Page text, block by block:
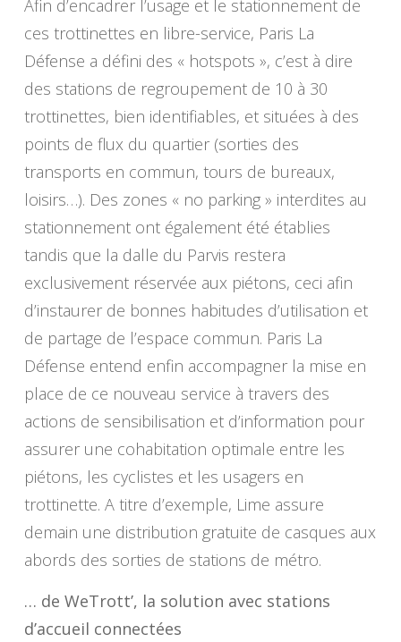
Afin d’encadrer l’usage et le stationnement de
ces trottinettes en libre-service, Paris La
Défense a défini des « hotspots », c’est à dire
des stations de regroupement de 10 à 30
trottinettes, bien identifiables, et situées à des
points de flux du quartier (sorties des
transports en commun, tours de bureaux,
loisirs…). Des zones « no parking » interdites au
stationnement ont également été établies
tandis que la dalle du Parvis restera
exclusivement réservée aux piétons, ceci afin
d’instaurer de bonnes habitudes d’utilisation et
de partage de l’espace commun. Paris La
Défense entend enfin accompagner la mise en
place de ce nouveau service à travers des
actions de sensibilisation et d’information pour
assurer une cohabitation optimale entre les
piétons, les cyclistes et les usagers en
trottinette. A titre d’exemple, Lime assure
demain une distribution gratuite de casques aux
abords des sorties de stations de métro.
… de WeTrott’, la solution avec stations
d’accueil connectées